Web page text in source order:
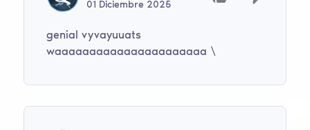
01 Diciembre 2025
genial vyvayuuats
waaaaaaaaaaaaaaaaaaaaaa \